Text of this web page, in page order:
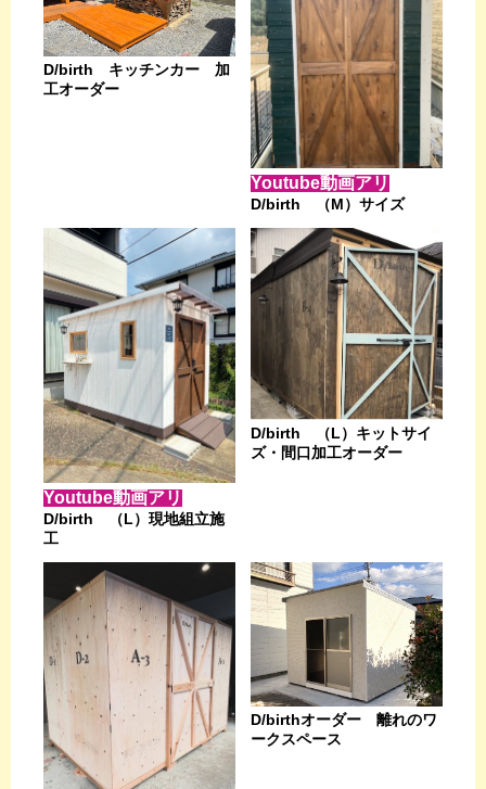
D/birth キッチンカー 加
工オーダー
Youtube動画アリ
D/birth （M）サイズ
Youtube動画アリ
D/birth （L）現地組立施
工
D/birth （L）キットサイ
ズ・間口加工オーダー
D/birthオーダー 離れのワ
ークスペース